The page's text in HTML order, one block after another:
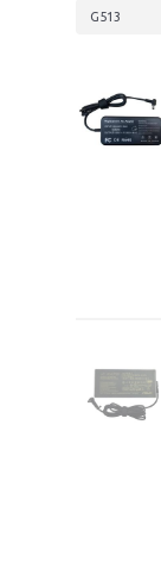
G513